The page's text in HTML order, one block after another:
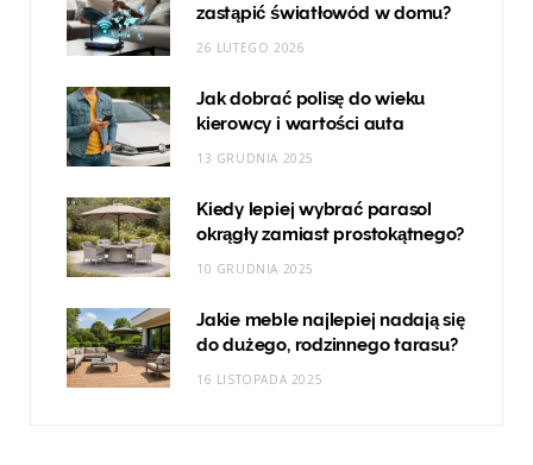
zastąpić światłowód w domu?
26 LUTEGO 2026
Jak dobrać polisę do wieku
kierowcy i wartości auta
13 GRUDNIA 2025
Kiedy lepiej wybrać parasol
okrągły zamiast prostokątnego?
10 GRUDNIA 2025
Jakie meble najlepiej nadają się
do dużego, rodzinnego tarasu?
16 LISTOPADA 2025